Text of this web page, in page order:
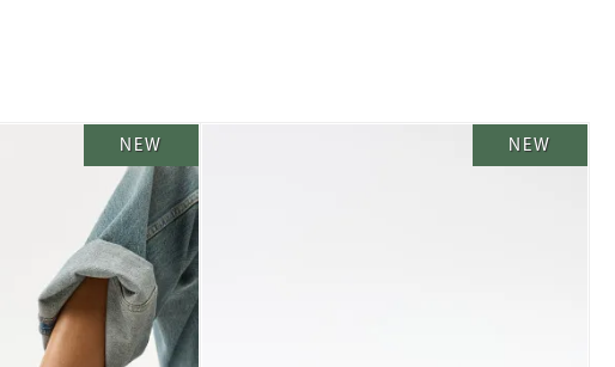
NEW NEW